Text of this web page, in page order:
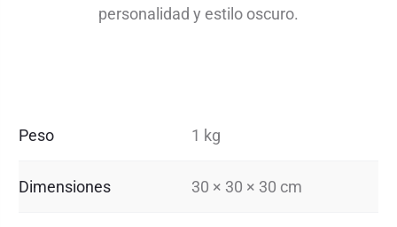
personalidad y estilo oscuro.
Peso 1 kg
Dimensiones 30 × 30 × 30 cm